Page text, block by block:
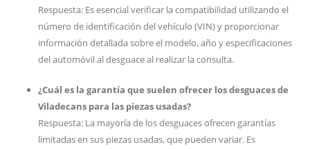
Respuesta: Es esencial verificar la compatibilidad utilizando el
número de identificación del vehículo (VIN) y proporcionar
información detallada sobre el modelo, año y especificaciones
del automóvil al desguace al realizar la consulta.
¿Cuál es la garantía que suelen ofrecer los desguaces de
Viladecans para las piezas usadas?
Respuesta: La mayoría de los desguaces ofrecen garantías
limitadas en sus piezas usadas, que pueden variar. Es